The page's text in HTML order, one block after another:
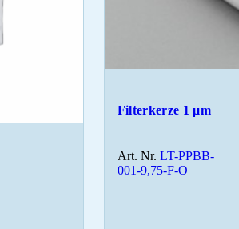
Filterkerze 1 µm
Art. Nr. LT-PPBB-
001-9,75-F-O